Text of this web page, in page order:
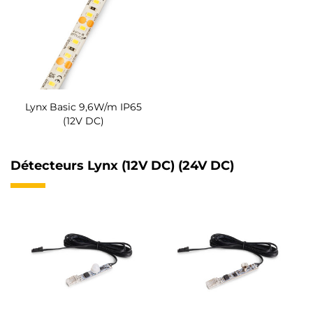
Lynx Basic 9,6W/m IP65
(12V DC)
Détecteurs Lynx (12V DC) (24V DC)